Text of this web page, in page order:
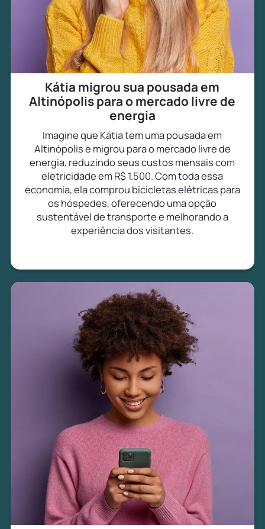
Kátia migrou sua pousada em
Altinópolis para o mercado livre de
energia
Imagine que Kátia tem uma pousada em
Altinópolis e migrou para o mercado livre de
energia, reduzindo seus custos mensais com
eletricidade em R$ 1.500. Com toda essa
economia, ela comprou bicicletas elétricas para
os hóspedes, oferecendo uma opção
sustentável de transporte e melhorando a
experiência dos visitantes.